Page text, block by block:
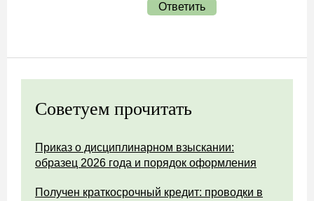
Ответить
Советуем прочитать
Приказ о дисциплинарном взыскании:
образец 2026 года и порядок оформления
Получен краткосрочный кредит: проводки в